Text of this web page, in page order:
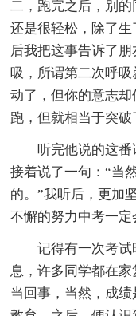
二，跑完之后，别
还是很轻松，除了
后我把这事告诉了
吸，所谓第二次呼
动了，但你的意志
跑，但就相当于突
听完他说的这
接着说了一句：“当
的。”我听后，更加
不懈的努力中考一定
记得有一次考
息，许多同学都在
当回事，当然，成